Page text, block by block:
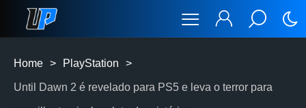
Home > PlayStation >
Until Dawn 2 é revelado para PS5 e leva o terror para